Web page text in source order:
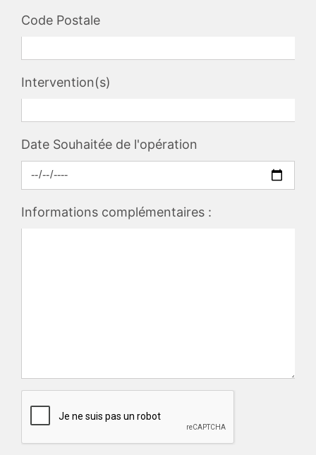
Code Postale
Intervention(s)
Date Souhaitée de l'opération
Informations complémentaires :